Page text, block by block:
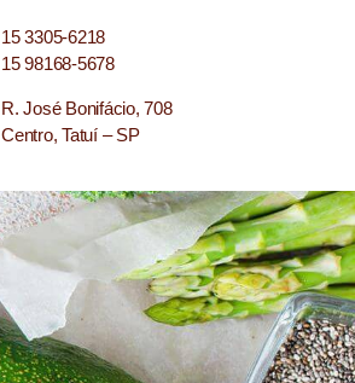
15 3305-6218
15 98168-5678
R. José Bonifácio, 708
Centro, Tatuí – SP